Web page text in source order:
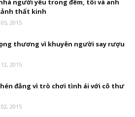
người yêu trong đêm, tôi và anh
thất kinh
2015
thương vì khuyên người say rượu
2015
đắng vì trò chơi tình ái với cô thư
2015